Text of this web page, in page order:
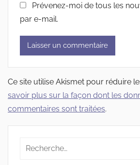
Prévenez-moi de tous les
par e-mail.
Ce site utilise Akismet pour réduire
savoir plus sur la façon dont les
commentaires sont traitées.
Recherche